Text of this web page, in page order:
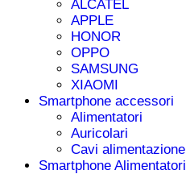
ALCATEL
APPLE
HONOR
OPPO
SAMSUNG
XIAOMI
Smartphone accessori
Alimentatori
Auricolari
Cavi alimentazione
Smartphone Alimentatori